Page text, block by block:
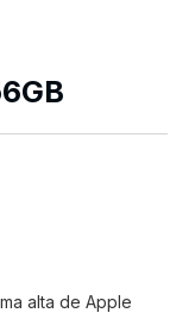
alta de Apple